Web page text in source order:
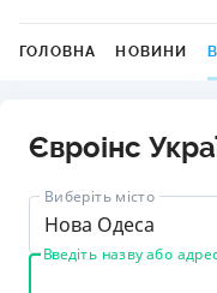
ГОЛОВНА НОВИНИ
Євроінс
Виберіть місто
Нова Одеса
Введіть назву або